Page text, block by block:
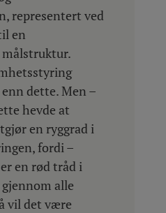
representert ved
en
målstruktur.
dette. Men –
hevde at
en ryggrad i
fordi –
en rød tråd i
alle
vil det være